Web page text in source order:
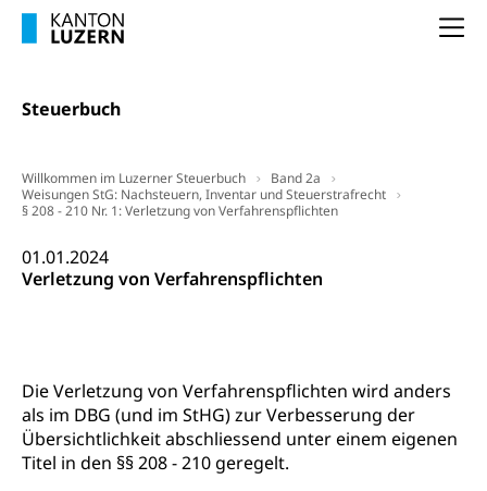
Steuerbuch
Willkommen im Luzerner Steuerbuch
Band 2a
Weisungen StG: Nachsteuern, Inventar und Steuerstrafrecht
§ 208 - 210 Nr. 1: Verletzung von Verfahrenspflichten
01.01.2024
Verletzung von Verfahrenspflichten
Die Verletzung von Verfahrenspflichten wird anders
als im DBG (und im StHG) zur Verbesserung der
Übersichtlichkeit abschliessend unter einem eigenen
Titel in den §§ 208 - 210 geregelt.
Unterstützung der Wirtschaftsförderung
Selbständige (WAS Luzern)
Pensionierung
Vorsorge, Altersvorsorge
LUPK - Luzerner Pensionskasse
Altersvorsorge (gruezi.lu.ch)
Bildung und Forschung
Forschungsförderung, Wissenschaftsmarketing,
Innovative Projekte Landwirtschaft und
Wald
Projektförderung Universität Luzern unilu
Umschulung, zweiter Bildungsweg,
Nachdiplomstudium, Zusatzlehre, Höhere
Berufsbildung, Berufsmatura nach Lehre,
Neuorientierung, Grundkompetenzen,
Berufsberatung, Standortbestimmung,